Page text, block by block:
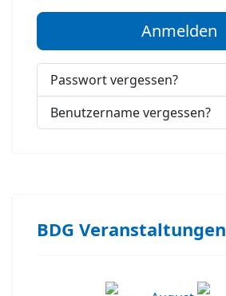
Anmelden
Passwort vergessen?
Benutzername vergessen?
BDG Veranstaltungen